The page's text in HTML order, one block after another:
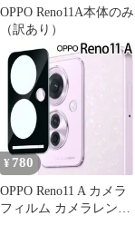
OPPO Reno11A本体のみ
（訳あり）
¥ 780
OPPO Reno11 A カメラ
フィルム カメラレンズ